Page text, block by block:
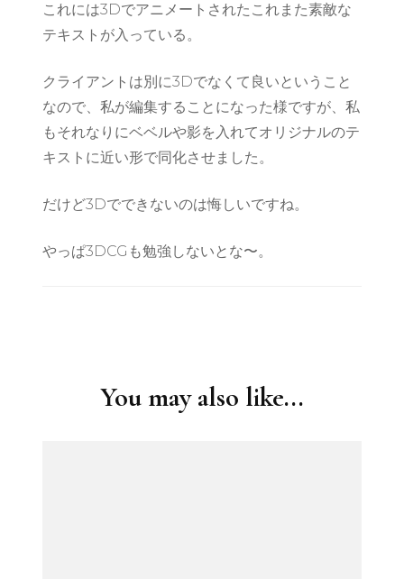
これには3Dでアニメートされたこれまた素敵な
テキストが入っている。
クライアントは別に3Dでなくて良いということ
なので、私が編集することになった様ですが、私
もそれなりにベベルや影を入れてオリジナルのテ
キストに近い形で同化させました。
だけど3Dでできないのは悔しいですね。
やっぱ3DCGも勉強しないとな〜。
You may also like...